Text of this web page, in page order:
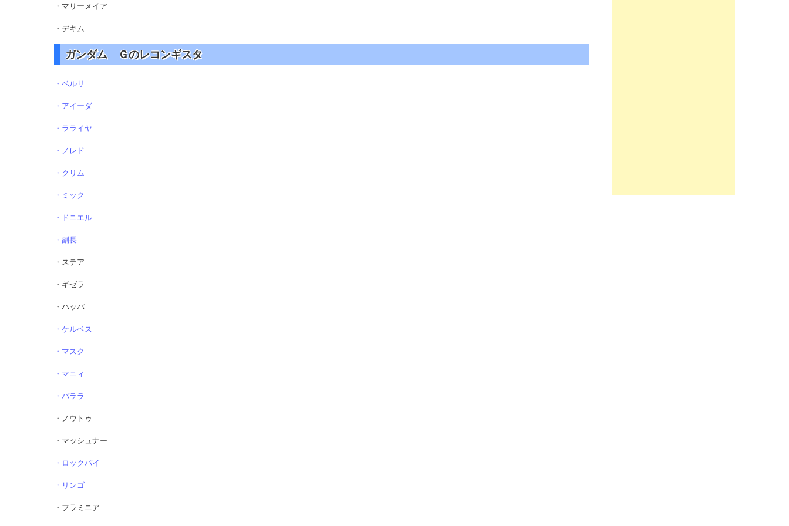
・マリーメイア
・デキム
ガンダム Ｇのレコンギスタ
・ベルリ
・アイーダ
・ラライヤ
・ノレド
・クリム
・ミック
・ドニエル
・副長
・ステア
・ギゼラ
・ハッパ
・ケルベス
・マスク
・マニィ
・バララ
・ノウトゥ
・マッシュナー
・ロックパイ
・リンゴ
・フラミニア